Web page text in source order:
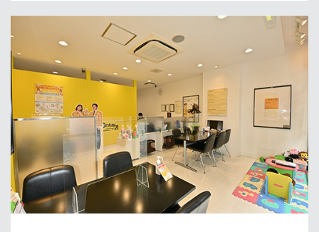
3ＬＤＫ
通勤も通学も安心。防犯カメラと地盤20年保証で家…
第4位
4,999万円
3ＬＤＫ
南柏駅
歩6分
南柏駅徒歩6分！地盤20年保証＋防犯カメラ標準装…
第5位
6,650万円